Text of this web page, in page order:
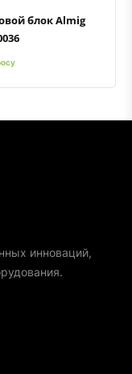
блок Almig
инноваций,